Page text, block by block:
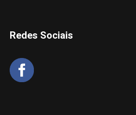
Redes Sociais